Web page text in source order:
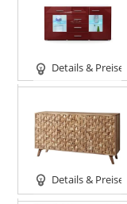
Details & Preise
Details & Preise